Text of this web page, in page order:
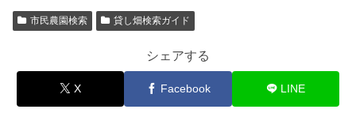
市民農園検索 貸し畑検索ガイド
シェアする
X Facebook LINE